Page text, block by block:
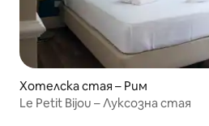
Хотелска стая – Рим
Le Petit Bijou – Луксозна стая